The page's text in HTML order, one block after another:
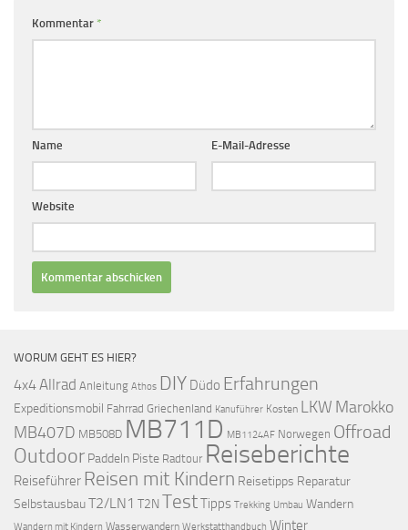
Kommentar *
Name E-Mail-Adresse
Website
WORUM GEHT ES HIER?
4x4 Allrad Anleitung Athos DIY Düdo Erfahrungen
Expeditionsmobil Fahrrad Griechenland Kanuführer Kosten LKW Marokko
MB407D MB508D MB711D MB1124AF Norwegen Offroad
Outdoor Paddeln Piste Radtour Reiseberichte
Reiseführer Reisen mit Kindern Reisetipps Reparatur
SelbstausbauT2/LN1 T2N TestTipps Trekking Umbau Wandern
Wandern mit Kindern Wasserwandern Werkstatthandbuch Winter